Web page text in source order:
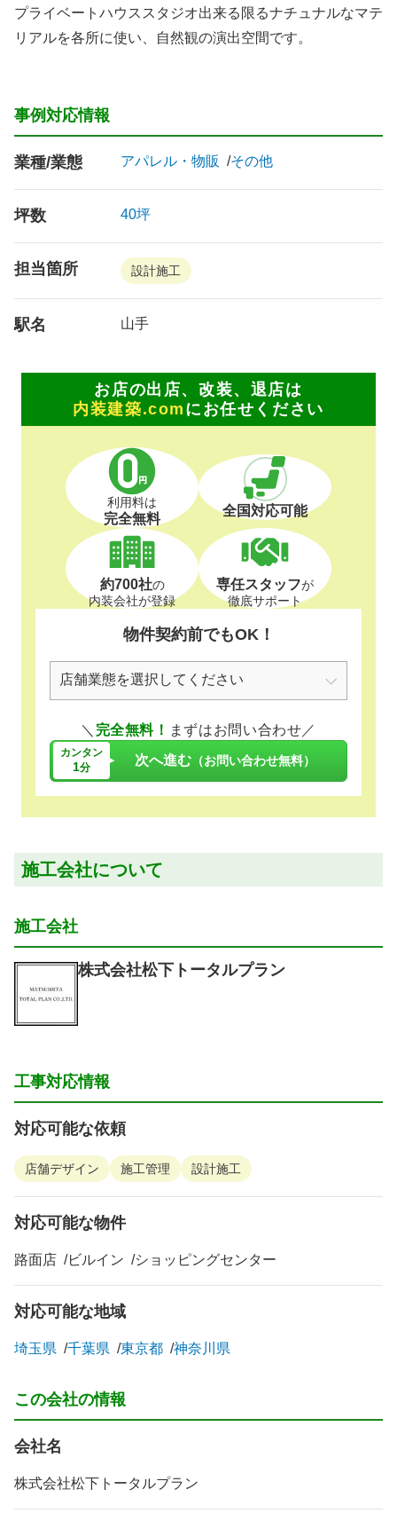
プライベートハウススタジオ出来る限るナチュナルなマテ
リアルを各所に使い、自然観の演出空間です。
事例対応情報
業種/業態 アパレル・物販 その他
坪数 40坪
担当箇所 設計施工
駅名 山手
お店の出店、改装、退店は
内装建築.com にお任せください
利用料は
完全無料 全国対応可能
約700社の
内装会社が登録
専任スタッフが
徹底サポート
物件契約前でもOK！
＼ 完全無料！ まずはお問い合わせ／
カンタン
1分 次へ進む （お問い合わせ無料）
施工会社について
施工会社
株式会社松下トータルプラン
工事対応情報
対応可能な依頼
店舗デザイン 施工管理 設計施工
対応可能な物件
路面店 ビルイン ショッピングセンター
対応可能な地域
埼玉県 千葉県 東京都 神奈川県
この会社の情報
会社名
株式会社松下トータルプラン